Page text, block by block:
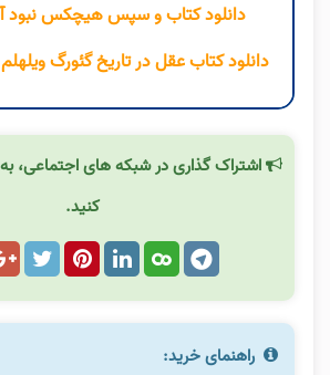
دانلود کتاب و سپس هیچکس نبود
دانلود کتاب عقل در تاریخ گئورگ
اشتراک گذاری در شبکه های اجتماعی،
کنید.
راهنمای خرید: